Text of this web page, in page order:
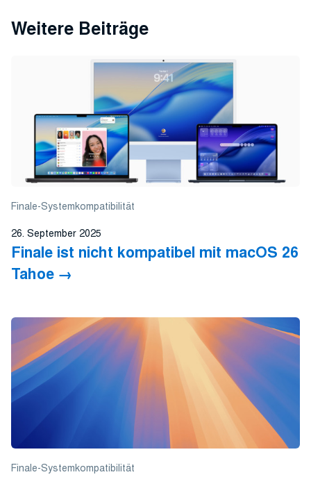
Weitere Beiträge
Finale-Systemkompatibilität
26. September 2025
Finale ist nicht kompatibel mit macOS 26
Tahoe
Finale-Systemkompatibilität